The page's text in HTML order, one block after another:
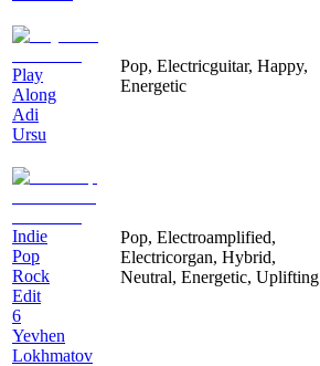
Play
Along
Adi
Ursu
Pop, Electricguitar, Happy,
Energetic
Indie
Pop
Rock
Edit
6
Yevhen
Lokhmatov
Pop, Electroamplified,
Electricorgan, Hybrid,
Neutral, Energetic, Uplifting